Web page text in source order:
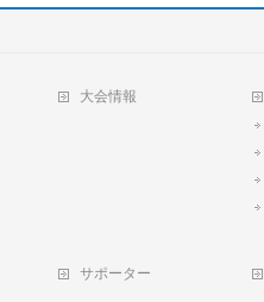
大会情報
サポーター